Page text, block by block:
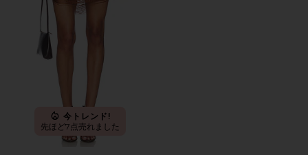
今トレンド!
先ほど7点売れました